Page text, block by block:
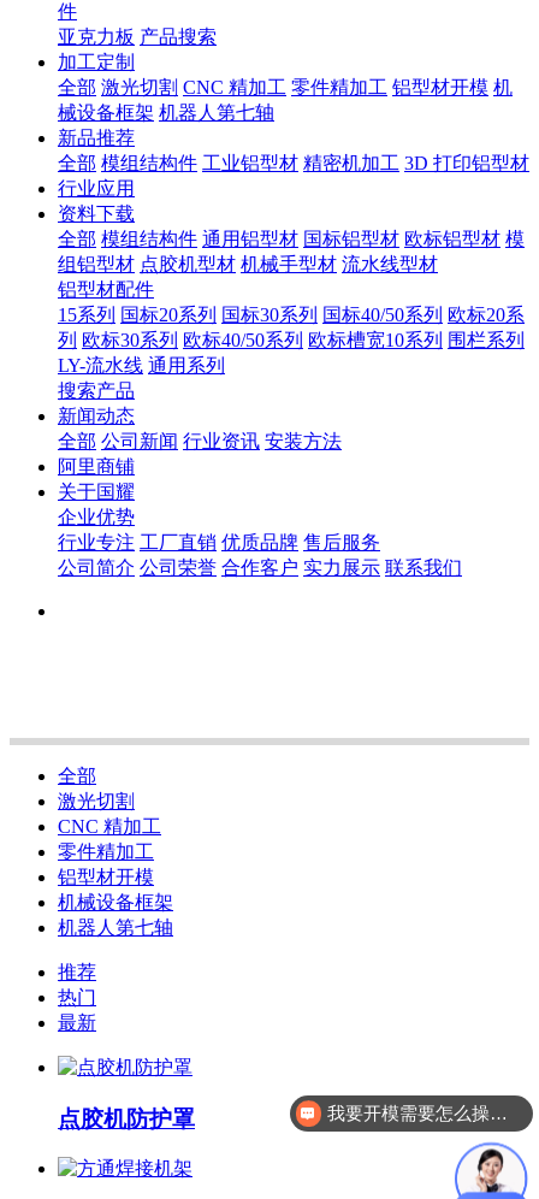
件
亚克力板 产品搜索
加工定制
全部 激光切割 CNC 精加工 零件精加工 铝型材开模 机
械设备框架 机器人第七轴
新品推荐
全部 模组结构件 工业铝型材 精密机加工 3D 打印铝型材
行业应用
资料下载
全部 模组结构件 通用铝型材 国标铝型材 欧标铝型材 模
组铝型材 点胶机型材 机械手型材 流水线型材
铝型材配件
15系列 国标20系列 国标30系列 国标40/50系列 欧标20系
列 欧标30系列 欧标40/50系列 欧标槽宽10系列 围栏系列
LY-流水线 通用系列
搜索产品
新闻动态
全部 公司新闻 行业资讯 安装方法
阿里商铺
关于国耀
企业优势
行业专注 工厂直销 优质品牌 售后服务
公司简介 公司荣誉 合作客户 实力展示 联系我们
全部
激光切割
CNC 精加工
零件精加工
铝型材开模
机械设备框架
机器人第七轴
推荐
热门
最新
点胶机防护罩 我要开模需要怎么操作？